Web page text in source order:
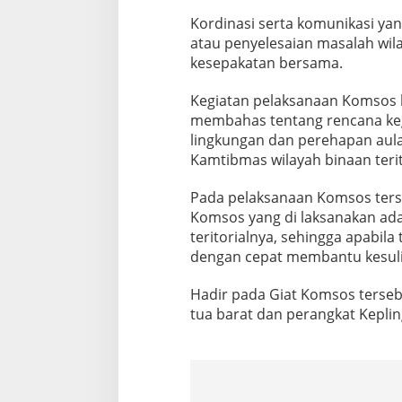
l
u
r
a
n
D
e
T
u
a
B
r
a
t
Kordinasi serta komunikasi
atau penyelesaian masalah
kesepakatan bersama.
Kegiatan pelaksanaan
membahas tentang rencana
lingkungan dan perehapan
Kamtibmas wilayah binaan
Pada pelaksanaan Komsos
Komsos yang di laksanakan
teritorialnya, sehingga apabila
dengan cepat membantu
Hadir pada Giat Komsos
tua barat dan perangkat